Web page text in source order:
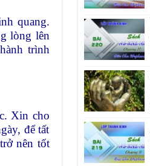
quang.
lòng lên
trình
Xin cho
để tất
nên tốt